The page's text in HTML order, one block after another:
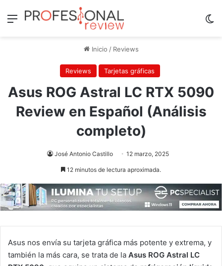
Menú
Inicio / Reviews
Reviews Tarjetas gráficas
Asus ROG Astral LC RTX 5090
Review en Español (Análisis
completo)
José Antonio Castillo 12 marzo, 2025
12 minutos de lectura aproximada.
Asus nos envía su tarjeta gráfica más potente y extrema, y
también la más cara, se trata de la Asus ROG Astral LC